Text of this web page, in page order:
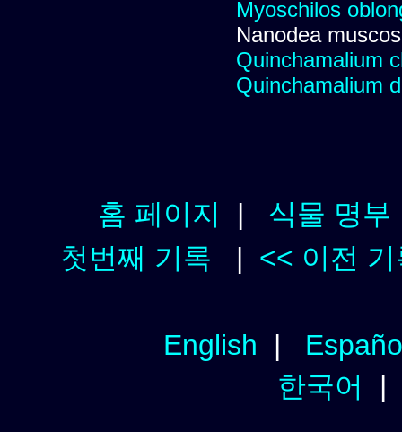
Myoschilos
Nanodea
Quinchamalium
Quinchamalium
홈 페이지 | 식물 명부
첫번째 기록 | << 이전 기
English |
한국어